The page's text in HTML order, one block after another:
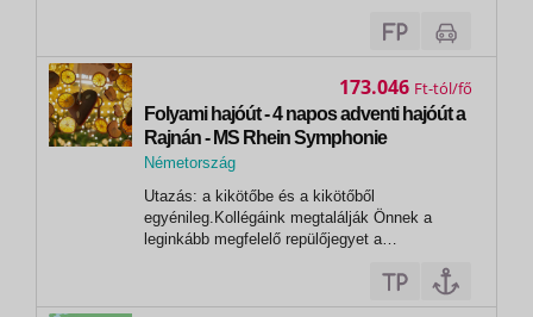
Az alábbi időpontok esetén a hajóút alap
nyelve: NÉMET: 2026. július 9-16.; augusztus
Folyami hajóút - 4 napos adventi hajóút a
Rajnán - MS Rhein Symphonie
Németország
Köln
Utazás: a kikötőbe és a kikötőből
egyénileg.Kollégáink megtalálják Önnek a
leginkább megfelelő repülőjegyet a
indulási időponttól függően, azt is jelenti, hogy
a hajón lévő információk és kirándulások is
173.046 Ft